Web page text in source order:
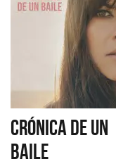
CRÓNICA DE UN
BAILE